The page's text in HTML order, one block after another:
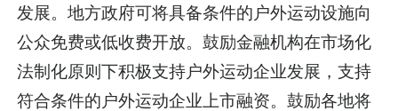
发展。地方政府可将具备条件的户外运动设施向
公众免费或低收费开放。鼓励金融机构在市场化
法制化原则下积极支持户外运动企业发展，支持
符合条件的户外运动企业上市融资。鼓励各地将